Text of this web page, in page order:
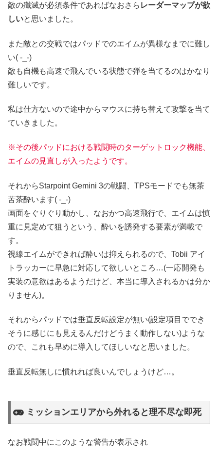
敵の殲滅が必須条件であればなおさら レーダーマップが欲
しいと思いました。
また敵との交戦ではパッドでのエイムが異様なまでに難し
い( -_-)
敵も自機も高速で飛んでいる状態で弾を当てるのはかなり
難しいです。
私は仕方ないので途中からマウスに持ち替えて攻撃を当て
ていきました。
※その後パッドにおける戦闘時のターゲットロック機能、
エイムの見直しが入ったようです。
それからStarpoint Gemini 3の戦闘、TPSモードでも無茶
苦茶酔います( -_-)
画面をぐりぐり動かし、なおかつ高速飛行で、エイムは慎
重に見定めて狙うという、酔いを誘発する要素が満載で
す。
視線エイムができれば酔いは抑えられるので、Tobii アイ
トラッカーに早急に対応して欲しいところ…(一応開発も
実装の意欲はあるようだけど、本当に導入されるかは分か
りません)。
それからパッドでは垂直反転設定が無い(設定項目ででき
そうに感じにも見えるんだけどうまく動作しない)ような
ので、これも早めに導入してほしいなと思いました。
垂直反転無しに慣れれば良いんでしょうけど…。
ミッションエリアから外れると理不尽な即死
なお戦闘中にこのような警告が表示され